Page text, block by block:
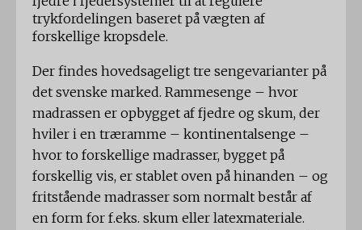
trykfordelingen baseret på vægten af ​​
forskellige kropsdele.
Der findes hovedsageligt tre sengevarianter på
det svenske marked. Rammesenge – hvor
madrassen er opbygget af fjedre og skum, der
hviler i en træramme – kontinentalsenge –
hvor to forskellige madrasser, bygget på
forskellig vis, er stablet oven på hinanden – og
fritstående madrasser som normalt består af
en form for f.eks. skum eller latexmateriale.